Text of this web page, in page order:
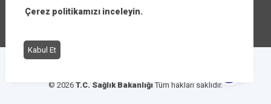
© 2026 T.C. Sağlık BakanlığıTüm hakları saklıdır.
Çerez politikamızı inceleyin.
Kabul Et